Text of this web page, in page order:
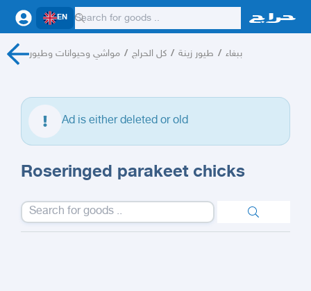
EN
مواشي وحيوانات وطيور / كل الحراج / طيور زينة / ببغاء
Ad is either deleted or old
Roseringed parakeet chicks